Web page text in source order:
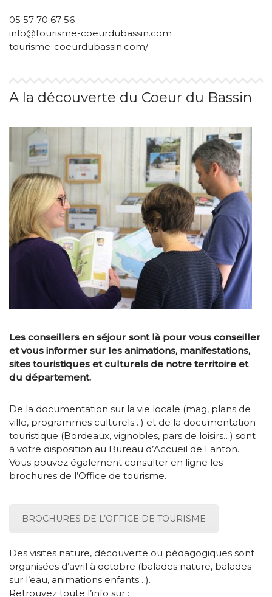
05 57 70 67 56
info@tourisme-coeurdubassin.com
tourisme-coeurdubassin.com/
A la découverte du Coeur du Bassin
Les conseillers en séjour sont là pour vous conseiller
et vous informer sur les animations, manifestations,
sites touristiques et culturels de notre territoire et
du département.
De la documentation sur la vie locale (mag, plans de
ville, programmes culturels…) et de la documentation
touristique (Bordeaux, vignobles, pars de loisirs…) sont
à votre disposition au Bureau d’Accueil de Lanton.
Vous pouvez également consulter en ligne les
brochures de l’Office de tourisme.
BROCHURES DE L’OFFICE DE TOURISME
Des visites nature, découverte ou pédagogiques sont
organisées d’avril à octobre (balades nature, balades
sur l’eau, animations enfants…).
Retrouvez toute l’info sur :